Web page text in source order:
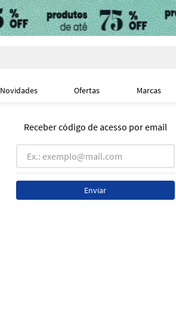
Novidades Ofertas Marcas
Receber código de acesso por email
Enviar